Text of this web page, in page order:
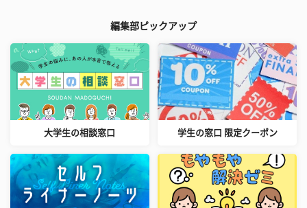
編集部ピックアップ
大学生の相談窓口 学生の窓口 限定クーポン